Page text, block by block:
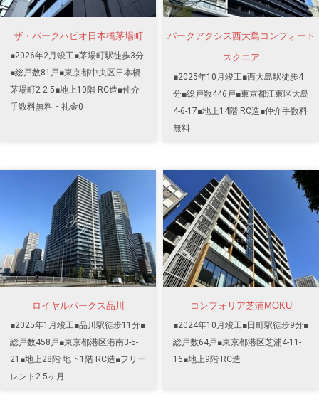
ザ・パークハビオ日本橋茅場町
■2026年2月竣工■茅場町駅徒歩3分
■総戸数81戸■東京都中央区日本橋
茅場町2-2-5■地上10階 RC造■仲介
手数料無料・礼金0
パークアクシス西大島コンフォート
スクエア
■2025年10月竣工■西大島駅徒歩4
分■総戸数446戸■東京都江東区大島
4-6-17■地上14階 RC造■仲介手数料
無料
ロイヤルパークス品川
■2025年1月竣工■品川駅徒歩11分■
総戸数458戸■東京都港区港南3-5-
21■地上28階 地下1階 RC造■フリー
レント2.5ヶ月
コンフォリア芝浦MOKU
■2024年10月竣工■田町駅徒歩9分■
総戸数64戸■東京都港区芝浦4-11-
16■地上9階 RC造